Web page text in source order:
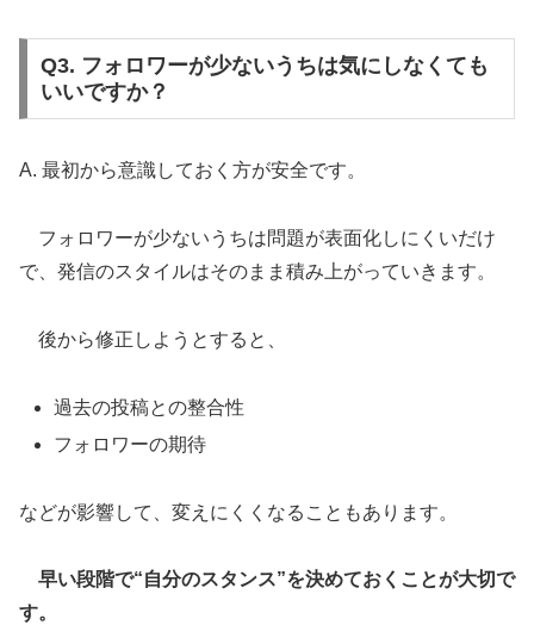
Q3. フォロワーが少ないうちは気にしなくても
いいですか？
A. 最初から意識しておく方が安全です。
フォロワーが少ないうちは問題が表面化しにくいだけ
で、発信のスタイルはそのまま積み上がっていきます。
後から修正しようとすると、
過去の投稿との整合性
フォロワーの期待
などが影響して、変えにくくなることもあります。
早い段階で“自分のスタンス”を決めておくことが大切で
す。